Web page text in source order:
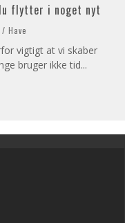
flytter i noget nyt
Have
vigtigt at vi skaber
bruger ikke tid...